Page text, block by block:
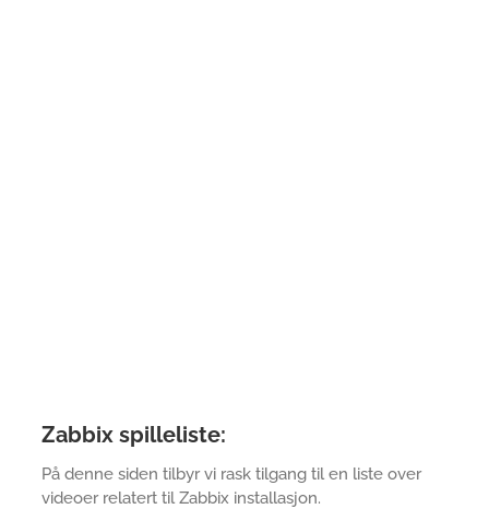
Zabbix spilleliste:
På denne siden tilbyr vi rask tilgang til en liste over
videoer relatert til Zabbix installasjon.